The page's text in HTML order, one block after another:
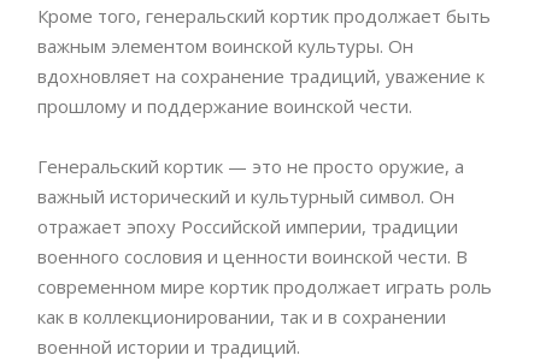
Кроме того, генеральский кортик продолжает быть
важным элементом воинской культуры. Он
вдохновляет на сохранение традиций, уважение к
прошлому и поддержание воинской чести.
Генеральский кортик — это не просто оружие, а
важный исторический и культурный символ. Он
отражает эпоху Российской империи, традиции
военного сословия и ценности воинской чести. В
современном мире кортик продолжает играть роль
как в коллекционировании, так и в сохранении
военной истории и традиций.